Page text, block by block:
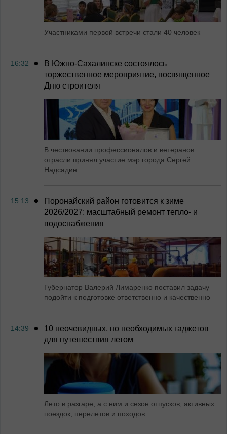
Участниками первой встречи стали 40 человек
16:32
В Южно-Сахалинске состоялось
торжественное мероприятие, посвященное
Дню строителя
В чествовании профессионалов и ветеранов
отрасли принял участие мэр города Сергей
Надсадин
15:13
Поронайский район готовится к зиме
2026/2027: масштабный ремонт тепло- и
водоснабжения
Губернатор Валерий Лимаренко поставил задачу
подойти к подготовке ответственно и качественно
14:39
10 неочевидных, но необходимых гаджетов
для путешествия летом
Лето в разгаре, а с ним и сезон отпусков, активных
поездок, перелетов и походов